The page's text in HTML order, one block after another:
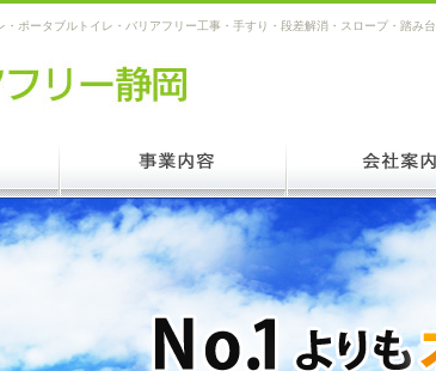
・ポータブルトイレ・バリアフリー工事・手すり・段差解消・スロープ・踏み台